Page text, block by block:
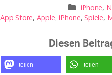
iPhone,
App Store,Apple,iPhone,Spiele,
Diesen
teilen teilen